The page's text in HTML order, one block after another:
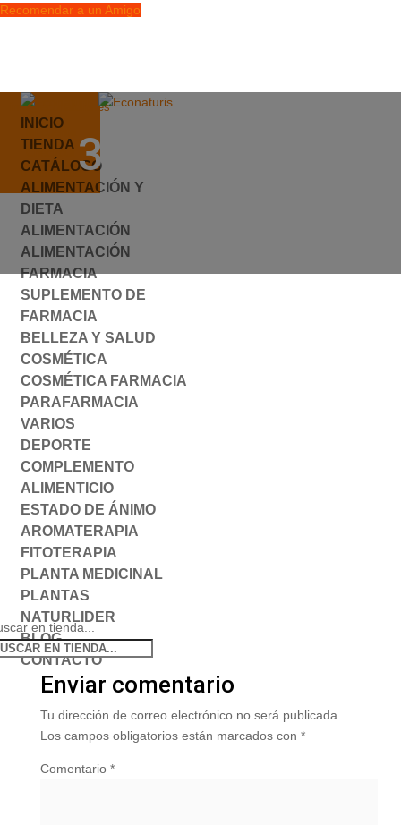
Recomendar a un Amigo
info@econaturis.es
Mi cuenta
Checkout
0 elementos
INICIO
TIENDA
CATÁLOGO
ALIMENTACIÓN Y
DIETA
ALIMENTACIÓN
ALIMENTACIÓN
FARMACIA
SUPLEMENTO DE
FARMACIA
BELLEZA Y SALUD
COSMÉTICA
COSMÉTICA FARMACIA
PARAFARMACIA
VARIOS
DEPORTE
COMPLEMENTO
ALIMENTICIO
ESTADO DE ÁNIMO
AROMATERAPIA
FITOTERAPIA
PLANTA MEDICINAL
PLANTAS
NATURLIDER
BLOG
CONTACTO
en tienda...
357505.JPG
Enviar comentario
Tu dirección de correo electrónico no será publicada.
Los campos obligatorios están marcados con *
Comentario *